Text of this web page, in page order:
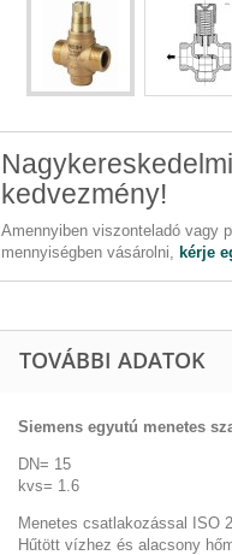
Nagykereskedelmi
kedvezmény!
Amennyiben viszonteladó vagy
mennyiségben vásárolni, kérje
TOVÁBBI ADATOK
Siemens egyutú menetes
DN= 15
kvs= 1.6
Menetes csatlakozással ISO
Hűtött vízhez és alacsony